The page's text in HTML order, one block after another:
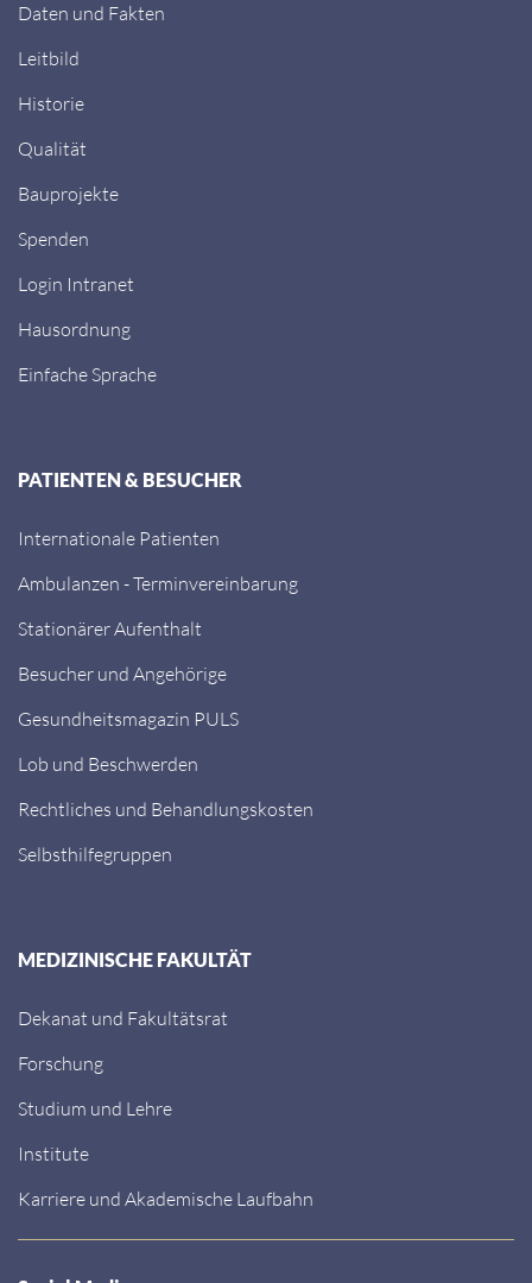
Daten und Fakten
Leitbild
Historie
Qualität
Bauprojekte
Spenden
Login Intranet
Hausordnung
Einfache Sprache
PATIENTEN & BESUCHER
Internationale Patienten
Ambulanzen - Terminvereinbarung
Stationärer Aufenthalt
Besucher und Angehörige
Gesundheitsmagazin PULS
Lob und Beschwerden
Rechtliches und Behandlungskosten
Selbsthilfegruppen
MEDIZINISCHE FAKULTÄT
Dekanat und Fakultätsrat
Forschung
Studium und Lehre
Institute
Karriere und Akademische Laufbahn